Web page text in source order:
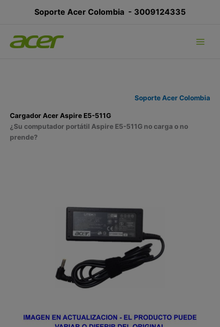
Soporte Acer Colombia - 3009124335
Soporte Acer Colombia
Cargador Acer Aspire E5-511G
¿Su computador portátil Aspire E5-511G no carga o no
prende?